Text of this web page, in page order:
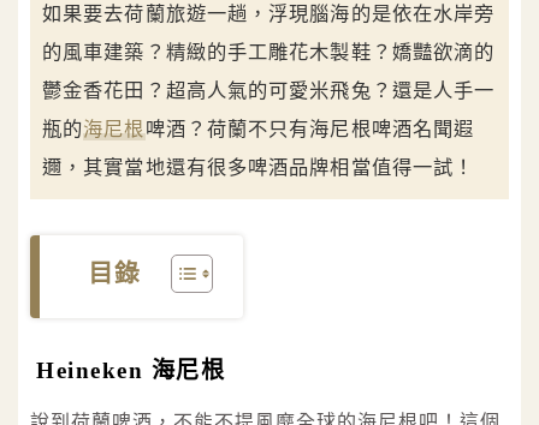
如果要去荷蘭旅遊一趟，浮現腦海的是依在水岸旁
的風車建築？精緻的手工雕花木製鞋？嬌豔欲滴的
鬱金香花田？超高人氣的可愛米飛兔？還是人手一
瓶的海尼根啤酒？荷蘭不只有海尼根啤酒名聞遐
邇，其實當地還有很多啤酒品牌相當值得一試！
目錄
Heineken 海尼根